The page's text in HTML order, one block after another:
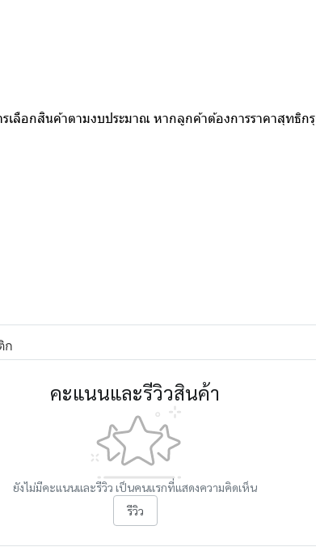
เลือกสินค้าตามงบประมาณ หากลูกค้าต้องการราคาสุทธิ
ก
คะแนนและรีวิวสินค้า
ยังไม่มีคะแนนและรีวิว เป็นคนแรกที่แสดงความคิดเห็น
รีวิว